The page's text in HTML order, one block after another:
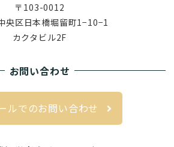
〒103-0012
央区日本橋堀留町1−10−1
カクタビル2F
お問い合わせ
ルでのお問い合わせ